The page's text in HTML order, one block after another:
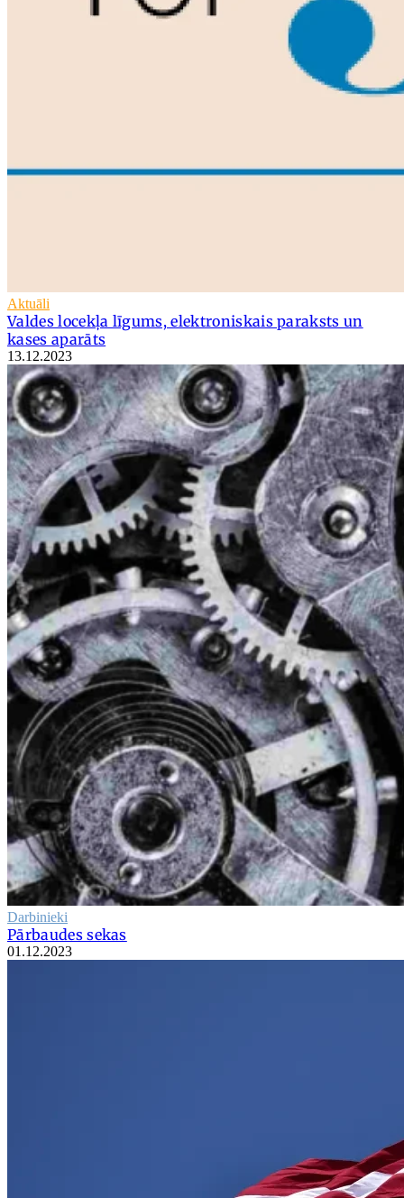
Aktuāli
Valdes locekļa līgums, elektroniskais paraksts un
kases aparāts
13.12.2023
Darbinieki
Pārbaudes sekas
01.12.2023